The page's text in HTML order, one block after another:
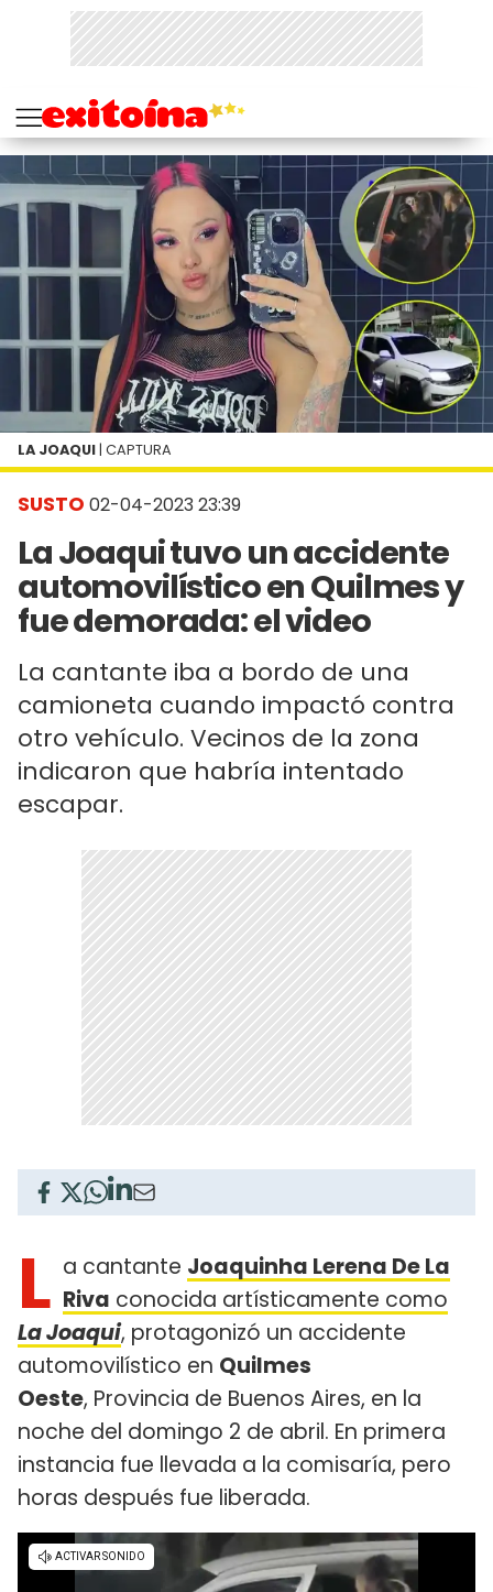
SUSTO 02-04-2023 23:39
La Joaqui tuvo un accidente
automovilístico en Quilmes y
fue demorada: el video
La cantante iba a bordo de una
camioneta cuando impactó contra
otro vehículo. Vecinos de la zona
indicaron que habría intentado
escapar.
LA JOAQUI | CAPTURA
L a cantante Joaquinha Lerena De La
Riva conocida artísticamente como
La Joaqui, protagonizó un accidente
automovilístico en Quilmes
Oeste, Provincia de Buenos Aires, en la
noche del domingo 2 de abril. En primera
instancia fue llevada a la comisaría, pero
horas después fue liberada.